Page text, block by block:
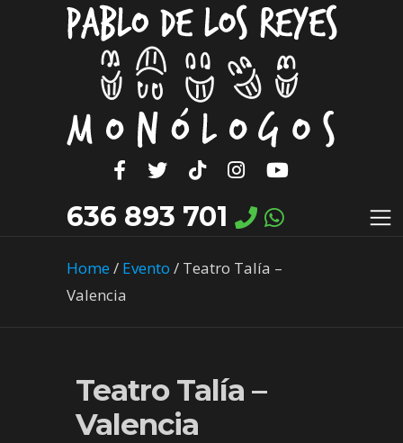
636 893 701
Home/ Evento / Teatro Talía –
Valencia
Teatro Talía –
Valencia